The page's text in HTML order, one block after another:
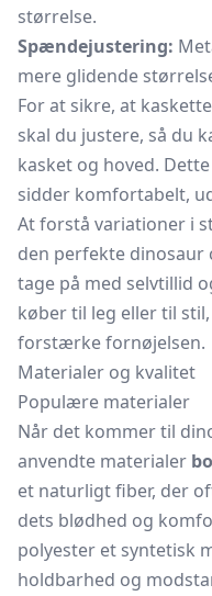
størrelse.
Spændejustering:
mere glidende
For at sikre, at
skal du justere, så du
kasket og hoved.
sidder komfortabelt,
At forstå variationer i
den perfekte dinosaur
tage på med selvtillid
køber til leg eller til
forstærke fornøjelsen.
Materialer og kvalitet
Populære materialer
Når det kommer til
anvendte materialer
et naturligt fiber, der
dets blødhed og
polyester et syntetisk
holdbarhed og